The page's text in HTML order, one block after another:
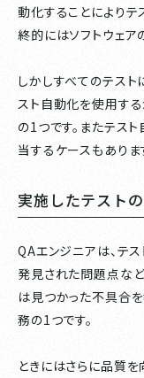
動化することにより
終的にはソフトウェア
しかしすべてのテス
スト自動化を使用す
の1つです。またテス
当するケースもありま
実施したテスト
QAエンジニアは、テ
発見された問題点な
は見つかった不具合
務の1つです。
ときにはさらに品質